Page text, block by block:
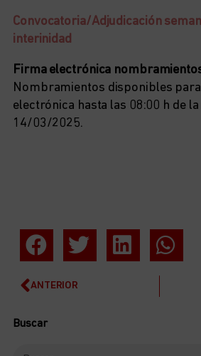
Convocatoria/Adjudicación
interinidad
Firma electrónica
Nombramientos disponibles
electrónica hasta las 08:00 h de
14/03/2025.
ANTERIOR
Buscar